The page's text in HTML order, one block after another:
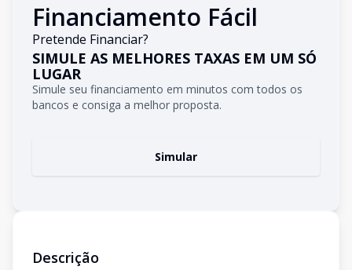
Financiamento Fácil
Pretende Financiar?
SIMULE AS MELHORES TAXAS EM UM SÓ
LUGAR
Simule seu financiamento em minutos com todos os
bancos e consiga a melhor proposta.
Simular
Descrição